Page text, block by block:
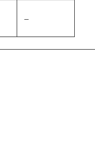
–